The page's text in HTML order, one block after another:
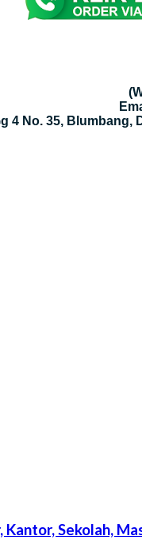
4 No. 35, Blumbang,
Sekolah,